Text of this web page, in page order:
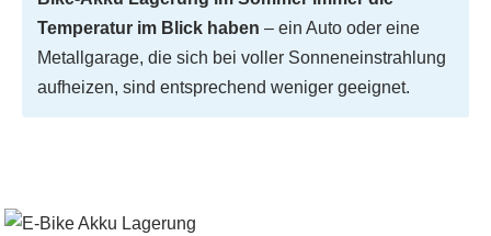
Temperatur im Blick haben – ein Auto oder eine
Metallgarage, die sich bei voller Sonneneinstrahlung
aufheizen, sind entsprechend weniger geeignet.